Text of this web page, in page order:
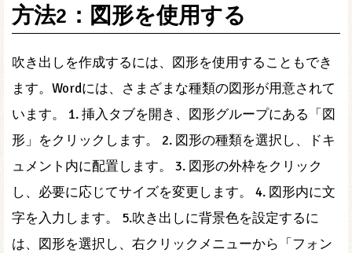
方法2：図形を使用する
吹き出しを作成するには、図形を使用することもでき
ます。Wordには、さまざまな種類の図形が用意されて
います。 1. 挿入タブを開き、図形グループにある「図
形」をクリックします。 2. 図形の種類を選択し、ドキ
ュメント内に配置します。 3. 図形の外枠をクリック
し、必要に応じてサイズを変更します。 4. 図形内に文
字を入力します。 5.吹き出しに背景色を設定するに
は、図形を選択し、右クリックメニューから「フォン